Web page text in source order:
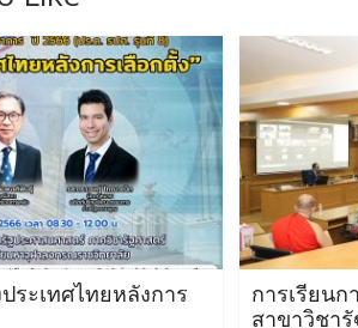
ระเทศไทยหลังการ
การเรียน
สาขาวิชา